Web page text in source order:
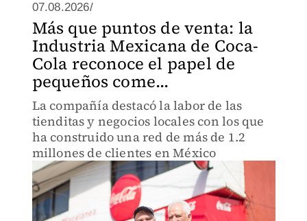
07.08.2026/
Más que puntos de venta: la
Industria Mexicana de Coca-
Cola reconoce el papel de
pequeños come...
La compañía destacó la labor de las
tienditas y negocios locales con los que
ha construido una red de más de 1.2
millones de clientes en México